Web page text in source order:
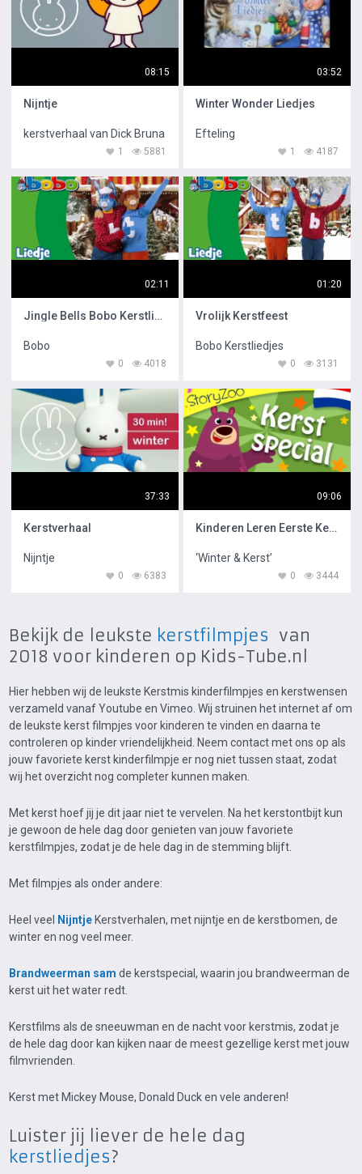
08:15
Nijntje
kerstverhaal van Dick Bruna
5881
1
03:52
Winter Wonder Liedjes
Efteling
4187
1
02:11
Jingle Bells Bobo Kerstliedjes
Bobo
4018
0
01:20
Vrolijk Kerstfeest
Bobo Kerstliedjes
3131
0
37:33
Kerstverhaal
Nijntje
6383
0
09:06
Kinderen Leren Eerste Kerst Woorden
‘Winter & Kerst’
3444
0
Bekijk de leukste kerstfilmpjes van
2018 voor kinderen op Kids-Tube.nl
Hier hebben wij de leukste Kerstmis kinderfilmpjes en kerstwensen
verzameld vanaf Youtube en Vimeo. Wij struinen het internet af om
de leukste kerst filmpjes voor kinderen te vinden en daarna te
controleren op kinder vriendelijkheid. Neem contact met ons op als
jouw favoriete kerst kinderfilmpje er nog niet tussen staat, zodat
wij het overzicht nog completer kunnen maken.
Met kerst hoef jij je dit jaar niet te vervelen. Na het kerstontbijt kun
je gewoon de hele dag door genieten van jouw favoriete
kerstfilmpjes, zodat je de hele dag in de stemming blijft.
Met filmpjes als onder andere:
Heel veel Nijntje Kerstverhalen, met nijntje en de kerstbomen, de
winter en nog veel meer.
Brandweerman sam de kerstspecial, waarin jou brandweerman de
kerst uit het water redt.
Kerstfilms als de sneeuwman en de nacht voor kerstmis, zodat je
de hele dag door kan kijken naar de meest gezellige kerst met jouw
filmvrienden.
Kerst met Mickey Mouse, Donald Duck en vele anderen!
Luister jij liever de hele dag
kerstliedjes?